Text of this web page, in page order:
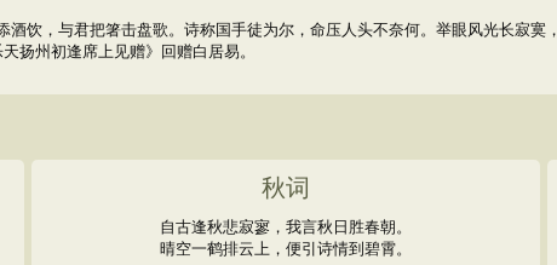
，与君把箸击盘歌。诗称国手徒为尔，命压人头不奈何。举眼风光长寂寞
扬州初逢席上见赠》回赠白居易。
秋词
自古逢秋悲寂寥，我言秋日胜春朝。
晴空一鹤排云上，便引诗情到碧霄。